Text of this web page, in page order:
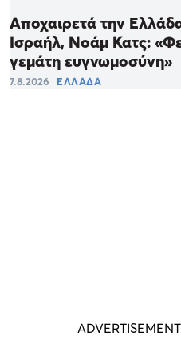
Αποχαιρετά την
Ισραήλ, Νοάμ Κατς:
γεμάτη ευγνωμοσύνη»
7.8.2026 ΕΛΛΑΔΑ